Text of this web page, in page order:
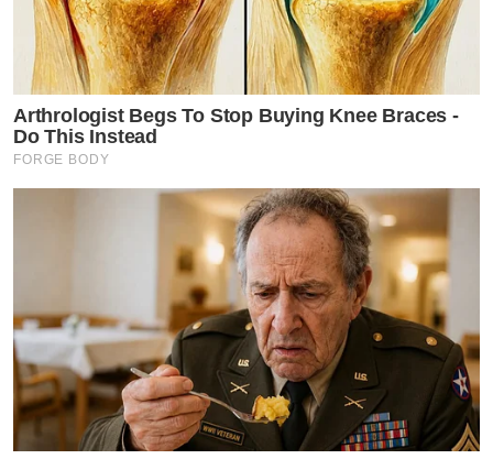
Arthrologist Begs To Stop Buying Knee Braces -
Do This Instead
FORGE BODY